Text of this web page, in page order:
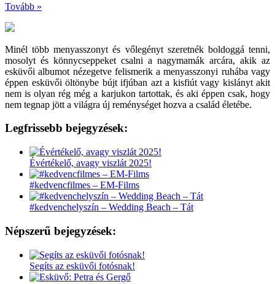
Tovább »
Minél több menyasszonyt és vőlegényt szeretnék boldoggá tenni,
mosolyt és könnycseppeket csalni a nagymamák arcára, akik az
esküvői albumot nézegetve felismerik a menyasszonyi ruhába vagy
éppen esküvői öltönybe bújt ifjúban azt a kisfiút vagy kislányt akit
nem is olyan rég még a karjukon tartottak, és aki éppen csak, hogy
nem tegnap jött a világra új reménységet hozva a család életébe.
Legfrissebb bejegyzések:
Évértékelő, avagy viszlát 2025!
#kedvencfilmes – EM-Films
#kedvenchelyszín – Wedding Beach – Tát
Népszerű bejegyzések:
Segíts az esküvői fotósnak!